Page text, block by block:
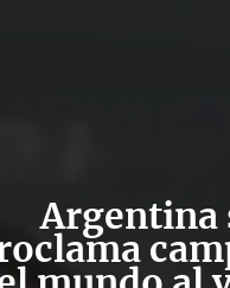
Argentina